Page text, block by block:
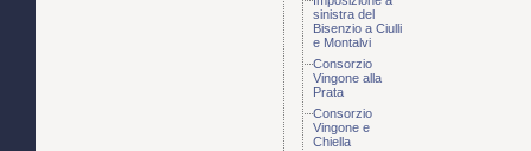
sinistra del
Bisenzio a Ciulli
e Montalvi
Consorzio
Vingone alla
Prata
Consorzio
Vingone e
Chiella